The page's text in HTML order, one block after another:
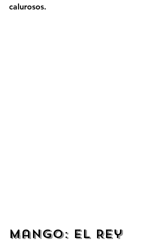
calurosos.
Mango: El Rey